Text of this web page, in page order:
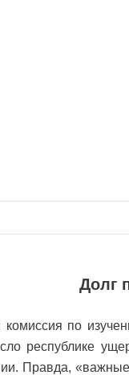
Долг
по
республике
Правда,